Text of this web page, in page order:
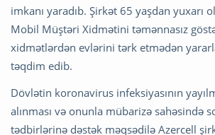
imkanı yaradıb. Şirkət 65 yaşdan yuxarı
Mobil Müştəri Xidmətini təmənnasız
xidmətlərdən evlərini tərk etmədən
təqdim edib.
Dövlətin koronavirus infeksiyasının
alınması və onunla mübarizə sahəsində
tədbirlərinə dəstək məqsədilə Azercell